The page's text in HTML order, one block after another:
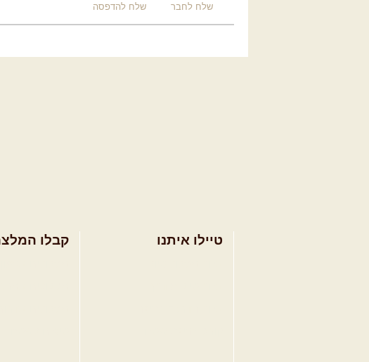
שלח לחבר שלח להדפסה
טיילו איתנו קבלו